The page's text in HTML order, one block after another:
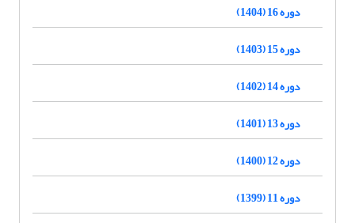
دوره 16 (1404)
دوره 15 (1403)
دوره 14 (1402)
دوره 13 (1401)
دوره 12 (1400)
دوره 11 (1399)